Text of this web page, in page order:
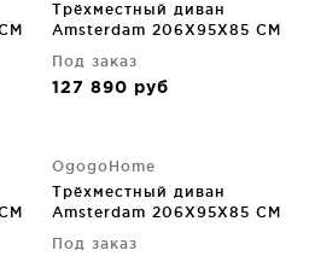
Трёхместный диван
Amsterdam 206X95X85 CM
Под заказ
127 890 руб
OgogoHome
Трёхместный диван
Amsterdam 206X95X85 CM
Под заказ